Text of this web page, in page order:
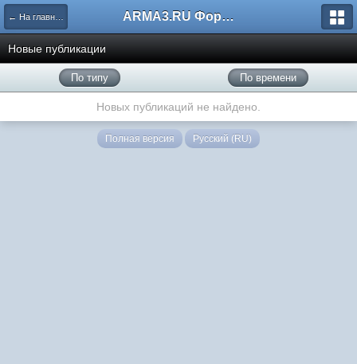
← На главную ARMA3.RU Форум
Новые публикации
По типу По времени
Новых публикаций не найдено.
Полная версия Русский (RU)